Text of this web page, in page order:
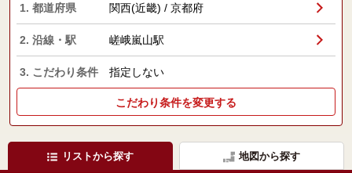
1. 都道府県 関西(近畿) / 京都府
2. 沿線・駅 嵯峨嵐山駅
3. こだわり条件 指定しない
こだわり条件を変更する
リストから探す 地図から探す